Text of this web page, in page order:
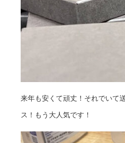
来年も安くて頑丈！それでいて
ス！もう大人気です！